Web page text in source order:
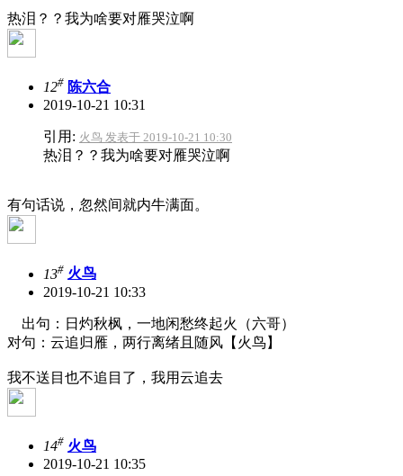
热泪？？我为啥要对雁哭泣啊
12# 陈六合
2019-10-21 10:31
引用: 火鸟 发表于 2019-10-21 10:30
热泪？？我为啥要对雁哭泣啊
有句话说，忽然间就内牛满面。
13# 火鸟
2019-10-21 10:33
出句：日灼秋枫，一地闲愁终起火（六哥）
对句：云追归雁，两行离绪且随风【火鸟】
我不送目也不追目了，我用云追去
14# 火鸟
2019-10-21 10:35